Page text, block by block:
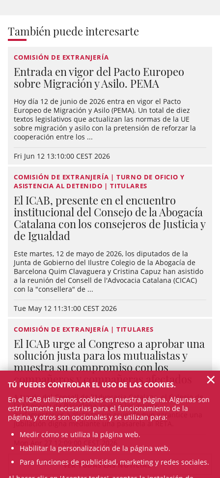
También puede interesarte
COMISIÓN DE EXTRANJERÍA
Entrada en vigor del Pacto Europeo
sobre Migración y Asilo. PEMA
Hoy día 12 de junio de 2026 entra en vigor el Pacto
Europeo de Migración y Asilo (PEMA). Un total de diez
textos legislativos que actualizan las normas de la UE
sobre migración y asilo con la pretensión de reforzar la
cooperación entre los ...
Fri Jun 12 13:10:00 CEST 2026
COMISIÓN DE EXTRANJERÍA | TURNO DE OFICIO Y
ASISTENCIA AL DETENIDO | TITULARES
El ICAB, presente en el encuentro
institucional del Consejo de la Abogacía
Catalana con los consejeros de Justicia y
de Igualdad
Este martes, 12 de mayo de 2026, los diputados de la
Junta de Gobierno del Ilustre Colegio de la Abogacía de
Barcelona Quim Clavaguera y Cristina Capuz han asistido
a la reunión del Consell de l'Advocacia Catalana (CICAC)
con la "consellera" de ...
Tue May 12 11:31:00 CEST 2026
COMISIÓN DE EXTRANJERÍA | TITULARES
El ICAB urge al Congreso a aprobar una
solución justa para los mutualistas y
muestra su compromiso con los
compañeros y compañeras afectados
A través del Consell de l’Advocacia Catalana, el Colegio de
la Abogacía de Barcelona apela a los grupos
parlamentarios a alcanzar un acuerdo que garantice una
jubilación digna mediante una pasarela al RETA.
VER TODAS LAS NOTICIAS
TÚ PUEDES CONTROLAR EL USO DE LAS COOKIES.
En el ICAB utilizamos cookies en nuestra página. Algunas son
estrictamente necesarias para el funcionamiento de la
página, y otros son opcionales y se utilizan para:
Medir cómo se utiliza la página web.
Habilitar la personalización de la página web.
Para funciones de publicidad, marketing y redes sociales.
×